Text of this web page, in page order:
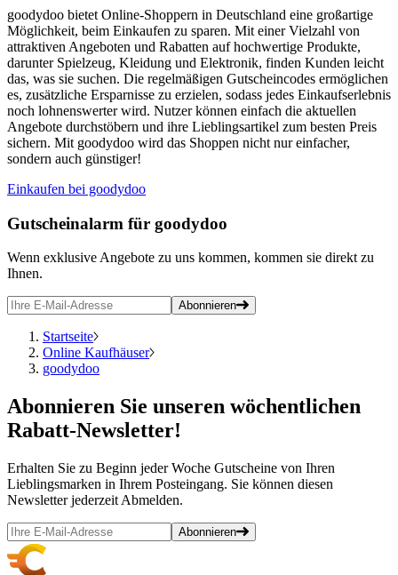
goodydoo bietet Online-Shoppern in Deutschland eine großartige
Möglichkeit, beim Einkaufen zu sparen. Mit einer Vielzahl von
attraktiven Angeboten und Rabatten auf hochwertige Produkte,
darunter Spielzeug, Kleidung und Elektronik, finden Kunden leicht
das, was sie suchen. Die regelmäßigen Gutscheincodes ermöglichen
es, zusätzliche Ersparnisse zu erzielen, sodass jedes Einkaufserlebnis
noch lohnenswerter wird. Nutzer können einfach die aktuellen
Angebote durchstöbern und ihre Lieblingsartikel zum besten Preis
sichern. Mit goodydoo wird das Shoppen nicht nur einfacher,
sondern auch günstiger!
Einkaufen bei goodydoo
Gutscheinalarm für goodydoo
Wenn exklusive Angebote zu uns kommen, kommen sie direkt zu
Ihnen.
Abonnieren
Startseite
Online Kaufhäuser
goodydoo
Abonnieren Sie unseren wöchentlichen
Rabatt-Newsletter!
Erhalten Sie zu Beginn jeder Woche Gutscheine von Ihren
Lieblingsmarken in Ihrem Posteingang. Sie können diesen
Newsletter jederzeit Abmelden.
Abonnieren